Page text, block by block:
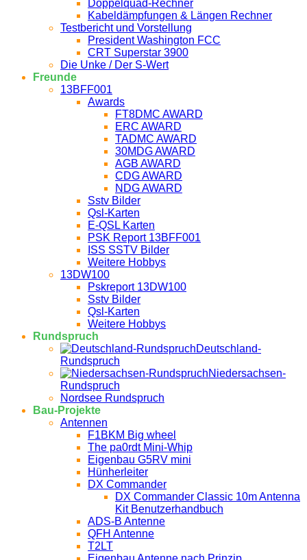
Doppelquad-Rechner
Kabeldämpfungen & Längen Rechner
Testbericht und Vorstellung
President Washington FCC
CRT Superstar 3900
Die Unke / Der S-Wert
Freunde
13BFF001
Awards
FT8DMC AWARD
ERC AWARD
TADMC AWARD
30MDG AWARD
AGB AWARD
CDG AWARD
NDG AWARD
Sstv Bilder
Qsl-Karten
E-QSL Karten
PSK Report 13BFF001
ISS SSTV Bilder
Weitere Hobbys
13DW100
Pskreport 13DW100
Sstv Bilder
Qsl-Karten
Weitere Hobbys
Rundspruch
Deutschland-
Rundspruch
Niedersachsen-
Rundspruch
Nordsee Rundspruch
Bau-Projekte
Antennen
F1BKM Big wheel
The pa0rdt Mini-Whip
Eigenbau G5RV mini
Hünherleiter
DX Commander
DX Commander Classic 10m Antenna
Kit Benutzerhandbuch
ADS-B Antenne
QFH Antenne
T2LT